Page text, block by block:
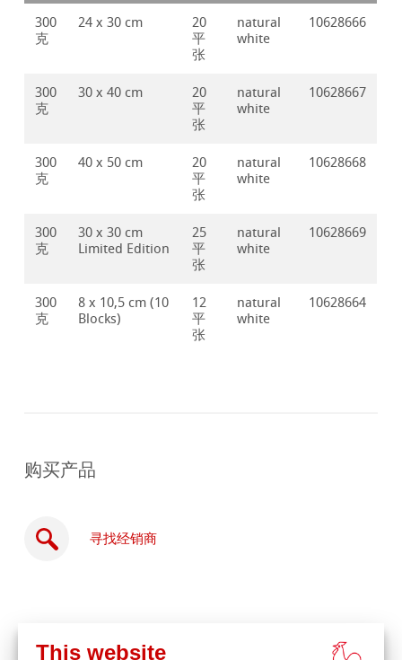
300
克
24 x 30 cm
20
平
张
natural
white
10628666
300
克
30 x 40 cm
20
平
张
natural
white
10628667
300
克
40 x 50 cm
20
平
张
natural
white
10628668
300
克
30 x 30 cm
Limited Edition
25
平
张
natural
white
10628669
300
克
8 x 10,5 cm (10
Blocks)
12
平
张
natural
white
10628664
购买产品
寻找经销商
This website